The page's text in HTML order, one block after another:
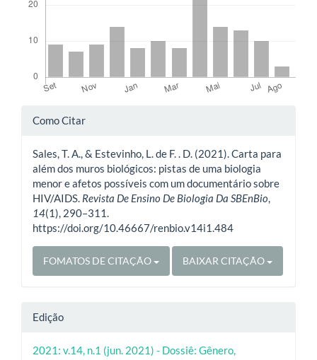
Detalhes
artigo
Como Citar
Sales, T. A., & Estevinho, L. de F. . D. (2021). Carta para
além dos muros biológicos: pistas de uma biologia
menor e afetos possíveis com um documentário sobre
HIV/AIDS. Revista De Ensino De Biologia Da SBEnBio,
14(1), 290–311.
https://doi.org/10.46667/renbio.v14i1.484
FOMATOS DE CITAÇÃO BAIXAR CITAÇÃO
Edição
2021: v.14, n.1 (jun. 2021) - Dossiê: Gênero,